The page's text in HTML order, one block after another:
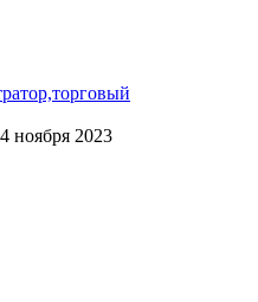
ноября 2023